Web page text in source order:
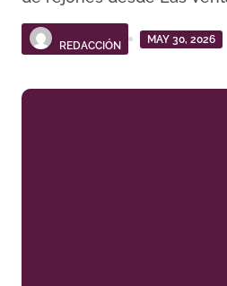
REDACCIÓN
MAY 30, 2026